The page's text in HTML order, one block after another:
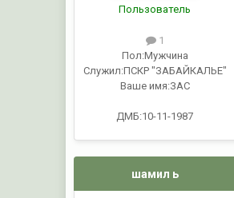
Пользователь
1
Пол:Мужчина
Служил:ПСКР "ЗАБАЙКАЛЬЕ"
Ваше имя:ЗАС
ДМБ:10-11-1987
шамил ь